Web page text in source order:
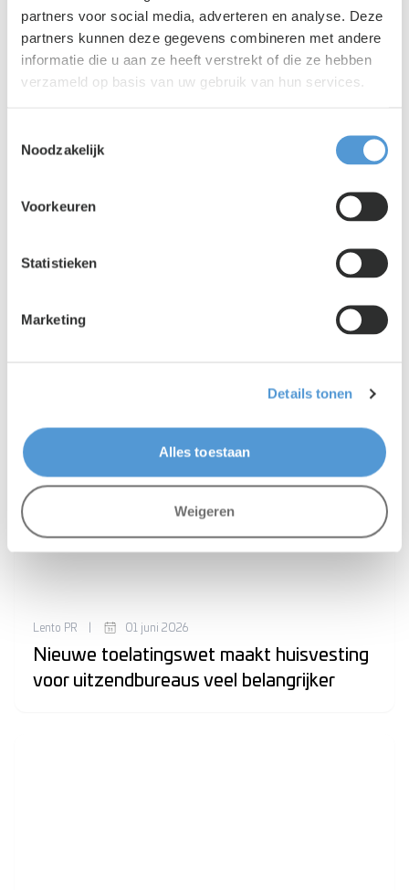
partners voor social media, adverteren en analyse. Deze
partners kunnen deze gegevens combineren met andere
informatie die u aan ze heeft verstrekt of die ze hebben
verzameld op basis van uw gebruik van hun services.
Noodzakelijk
Voorkeuren
Statistieken
Marketing
Details tonen
Alles toestaan
Weigeren
Lento PR |
uitzendverbod in 2028?
Lento PR 01 juni 2026
Nieuwe toelatingswet maakt huisvesting
voor uitzendbureaus veel belangrijker